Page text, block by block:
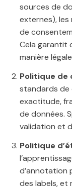
sources de
externes),
de
Cela garantit
manière
Politique de
standards de
exactitude,
de données.
validation et
Politique
d’annotation
des labels, et